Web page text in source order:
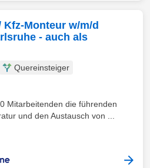
Monteur w/m/d
- auch als
Quereinsteiger
Mitarbeitenden die führenden
und den Austausch von ...